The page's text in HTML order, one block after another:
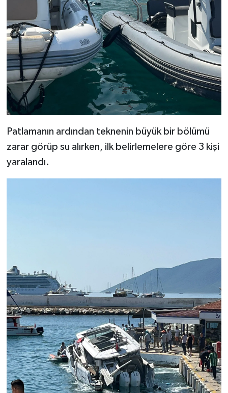
Patlamanın ardından teknenin büyük bir bölümü
zarar görüp su alırken, ilk belirlemelere göre 3 kişi
yaralandı.